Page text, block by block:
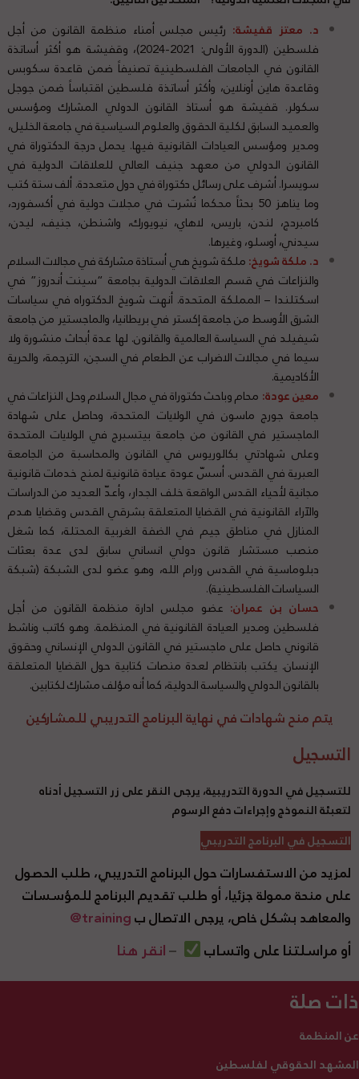
د. معتز قفيشة: رئيس مجلس أمناء منظمة القانون من أجل
فلسطين (الدورة الأولى: 2021-2024)، وقفيشة هو أكثر أساتذة
القانون في الجامعات الفلسطينية تصنيفاً ضمن قاعدة سكوبس
وقاعدة هاين أونلاين، وأكثر أساتذة فلسطين اقتباساً ضمن جوجل
سكولر. قفيشة هو أستاذ القانون الدولي المشارك ومؤسس
والعميد السابق لكلية الحقوق والعلوم السياسية في جامعة الخليل،
ومدير ومؤسس العيادات القانونية فيها. يحمل درجة الدكتوراة في
القانون الدولي من معهد جنيف العالي للعلاقات الدولية في
سويسرا. أشرف على رسائل دكتوراة في دول متعددة. ألف ستة كتب
وما يناهز 50 بحثاً محكما نُشرت في مجلات دولية في أكسفورد،
كامبردج، لندن، باريس، لاهاي، نيويورك، واشنطن، جنيف، ليدن،
سيدني، أوسلو، وغيرها.
د. ملكة شويخ:ملكة شويخ هي أستاذة مشاركة في مجالات السلام
والنزاعات في قسم العلاقات الدولية بجامعة “سينت أندروز” في
اسكتلندا – المملكة المتحدة. أنهت شويخ الدكتوراه في سياسات
الشرق الأوسط من جامعة إكستر في بريطانيا، والماجستير من جامعة
شيفيلد في السياسة العالمية والقانون. لها عدة أبحاث منشورة ولا
سيما في مجالات الاضراب عن الطعام في السجن، الترجمة، والحرية
الأكاديمية.
معين عودة: محام وباحث دكتوراة في مجال السلام وحل النزاعات في
جامعة جورج ماسون في الولايات المتحدة، وحاصل على شهادة
الماجستير في القانون من جامعة بيتسبرج في الولايات المتحدة
وعلى شهادتي بكالوريوس في القانون والمحاسبة من الجامعة
العبرية في القدس. أسسّ عودة عيادة قانونية لمنح خدمات قانونية
مجانية لأحياء القدس الواقعة خلف الجدار، وأعدّ العديد من الدراسات
والآراء القانونية في القضايا المتعلقة بشرقي القدس وقضايا هدم
المنازل في مناطق جيم في الضفة الغربية المحتلة، كما شغل
منصب مستشار قانون دولي انساني سابق لدى عدة بعثات
دبلوماسية في القدس ورام الله، وهو عضو لدى الشبكة (شبكة
السياسات الفلسطينية).
حسان بن عمران: عضو مجلس ادارة منظمة القانون من أجل
فلسطين ومدير العيادة القانونية في المنظمة. وهو كاتب وناشط
قانوني حاصل على ماجستير في القانون الدولي الإنساني وحقوق
الإنسان. يكتب بانتظام لعدة منصات كتابية حول القضايا المتعلقة
بالقانون الدولي والسياسة الدولية، كما أنه مؤلف مشارك لكتابين.
يتم منح شهادات في نهاية البرنامج التدريبي للمشاركين
التسجيل
للتسجيل في الدورة التدريبية، يرجى النقر على زر التسجيل أدناه
لتعبئة النموذج وإجراءات دفع الرسوم
التسجيل في البرنامج التدريبي
لمزيد من الاستفسارات حول البرنامج التدريبي، طلب الحصول
على منحة ممولة جزئيا، أو طلب تقديم البرنامج للمؤسسات
والمعاهد بشكل خاص، يرجى الاتصالب
أو مراسلتنا على واتساب –انقر هنا
ذات صلة
عن المنظمة
المشهد الحقوقي لفلسطين